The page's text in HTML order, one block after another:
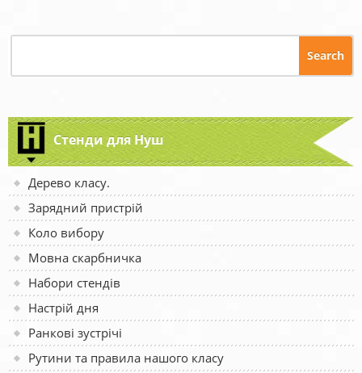
Стенди для Нуш
Дерево класу.
Зарядний пристрій
Коло вибору
Мовна скарбничка
Набори стендів
Настрій дня
Ранкові зустрічі
Рутини та правила нашого класу